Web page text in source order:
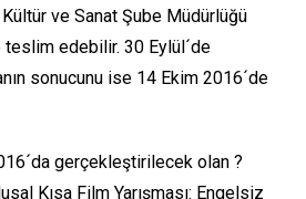
ve Sanat Şube Müdürlüğü
edebilir. 30 Eylül´de
sonucunu ise 14 Ekim 2016´de
gerçekleştirilecek olan ?
Kısa Film Yarışması: Engelsiz